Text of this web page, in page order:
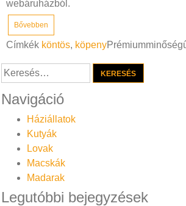
webáruházból.
Bővebben
Címkék köntös, köpeny
Keresés:
Navigáció
Háziállatok
Kutyák
Lovak
Macskák
Madarak
Legutóbbi bejegyzések